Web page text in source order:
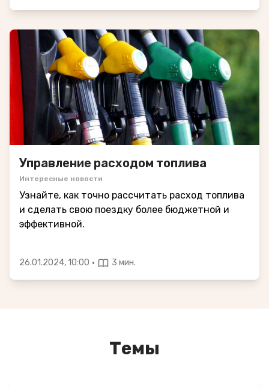
Управление расходом топлива
Интересные новости
Узнайте, как точно рассчитать расход топлива
и сделать свою поездку более бюджетной и
эффективной.
26.01.2024, 10:00 · 3 мин.
Темы